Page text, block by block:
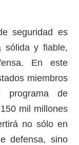
seguridad es
sólida y fiable,
En este
miembros
de
mil millones
no sólo en
defensa, sino